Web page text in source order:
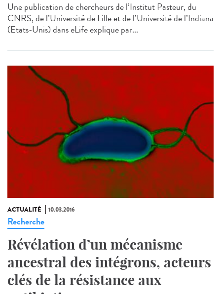
Une publication de chercheurs de l’Institut Pasteur, du
CNRS, de l’Université de Lille et de l’Université de l’Indiana
(Etats-Unis) dans eLife explique par...
ACTUALITÉ 10.03.2016
Recherche
Révélation d’un mécanisme
ancestral des intégrons, acteurs
clés de la résistance aux